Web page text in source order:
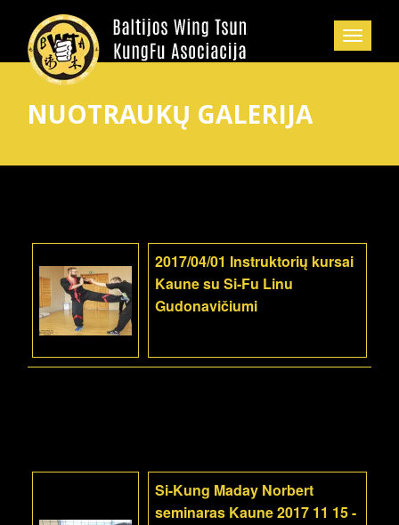
NUOTRAUKŲ GALERIJA
2017/04/01 Instruktorių kursai
Kaune su Si-Fu Linu
Gudonavičiumi
Si-Kung Maday Norbert
seminaras Kaune 2017 11 15 -